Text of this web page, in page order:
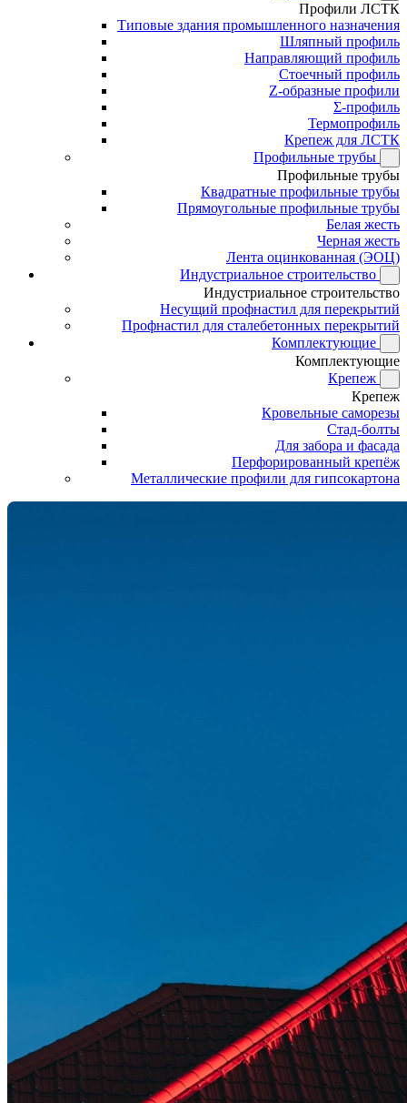
Профили ЛСТК
Типовые здания промышленного назначения
Шляпный профиль
Направляющий профиль
Стоечный профиль
Z-образные профили
Σ-профиль
Термопрофиль
Крепеж для ЛСТК
Профильные трубы
Профильные трубы
Квадратные профильные трубы
Прямоугольные профильные трубы
Белая жесть
Черная жесть
Лента оцинкованная (ЭОЦ)
Индустриальное строительство
Индустриальное строительство
Несущий профнастил для перекрытий
Профнастил для сталебетонных перекрытий
Комплектующие
Комплектующие
Крепеж
Крепеж
Кровельные саморезы
Стад-болты
Для забора и фасада
Перфорированный крепёж
Металлические профили для гипсокартона